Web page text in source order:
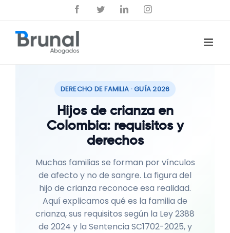
contenido
FacebookTwitterLinkedInInstagram
DERECHO DE FAMILIA · GUÍA 2026
Hijos de crianza en
Colombia: requisitos y
derechos
Muchas familias se forman por vínculos
de afecto y no de sangre. La figura del
hijo de crianza reconoce esa realidad.
Aquí explicamos qué es la familia de
crianza, sus requisitos según la Ley 2388
de 2024 y la Sentencia SC1702-2025, y